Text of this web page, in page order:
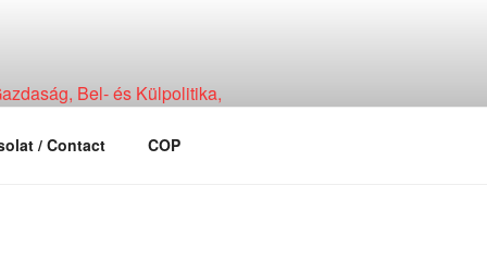
Bel- és Külpolitika,
/ Contact COP